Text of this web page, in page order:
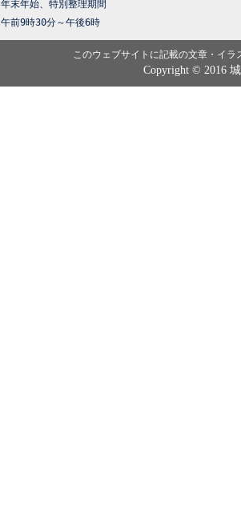
年末年始、特別整理期間
午前9時30分～午後6時
このウェブサイトに記載の文章・イ
Copyright © 2016